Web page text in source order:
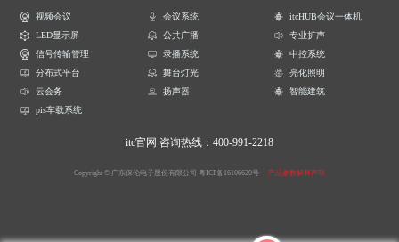
视频会议 会议系统
itcHUB会议一体机
LED显示屏
公共广播
专业扩声
信号传输管理
录播系统
中控系统
分布式平台
舞台灯光
亮化照明
云会务
扬声器
智能建筑
pis车载系统
itc官网 咨询热线：400-991-2218
Copyright © 广东保伦电子股份有限公司 粤ICP备16106620号 产品参数解释声明